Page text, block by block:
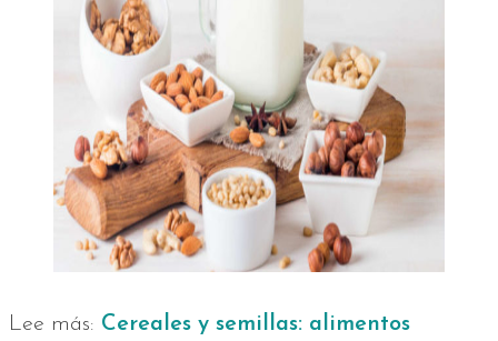
Lee más: Cereales y semillas: alimentos